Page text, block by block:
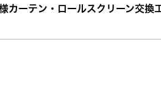
カーテン・ロールスクリーン交換